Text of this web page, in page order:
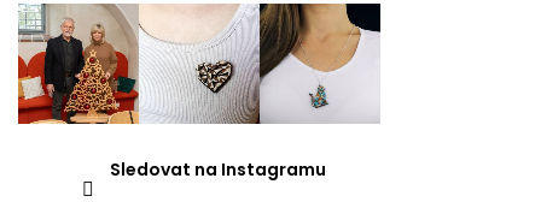
Sledovat na Instagramu